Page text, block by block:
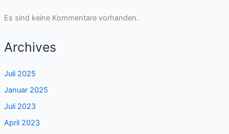
Es sind keine Kommentare vorhanden.
Archives
Juli 2025
Januar 2025
Juli 2023
April 2023